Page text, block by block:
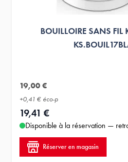
BOUILLOIRE SANS FIL
19,00 €
+0,41 € éco-p
19,41 €
Disponible à la réservation —
Réserver en magasin